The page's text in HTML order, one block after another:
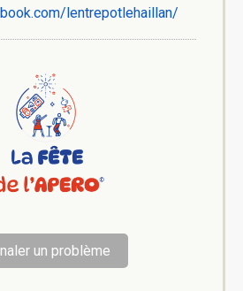
lentrepotlehaillan/
un problème